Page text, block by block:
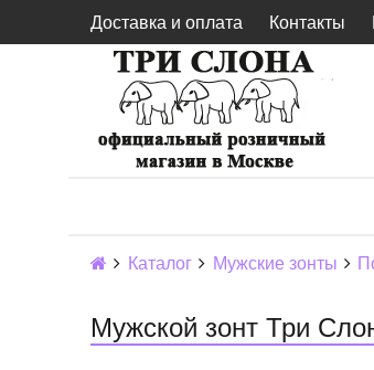
Доставка и оплата Контакты
Каталог Мужские зонты
Мужской зонт Три